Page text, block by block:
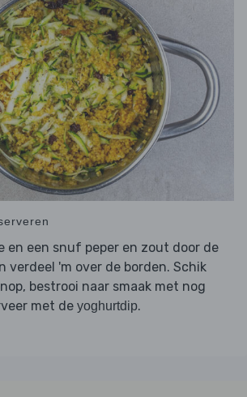
en een snuf peper en zout door de
verdeel 'm over de borden. Schik
bestrooi naar smaak met nog
met de yoghurtdip.